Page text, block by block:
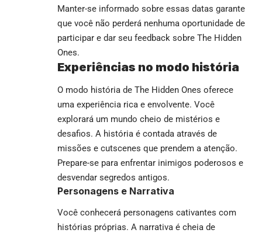
Manter-se informado sobre essas datas garante
que você não perderá nenhuma oportunidade de
participar e dar seu feedback sobre The Hidden
Ones.
Experiências no modo história
O modo história de The Hidden Ones oferece
uma experiência rica e envolvente. Você
explorará um mundo cheio de mistérios e
desafios. A história é contada através de
missões e cutscenes que prendem a atenção.
Prepare-se para enfrentar inimigos poderosos e
desvendar segredos antigos.
Personagens e Narrativa
Você conhecerá personagens cativantes com
histórias próprias. A narrativa é cheia de